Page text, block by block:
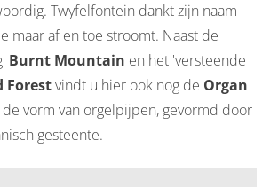
Twyfelfontein dankt zijn naam
maar af en toe stroomt. Naast de
Burnt Mountain en het 'versteende
Forestvindt u hier ook nog de Organ
vorm van orgelpijpen, gevormd door
gesteente.